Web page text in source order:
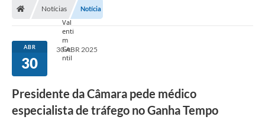
Notícias Notícia
ABR
30
30 ABR 2025
Presidente da Câmara pede médico
especialista de tráfego no Ganha Tempo